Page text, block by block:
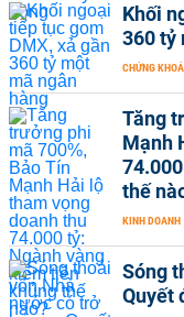
Khối
360 tỷ
CHỨNG
Tăng
Mạnh
thế
KINH DOANH
Sóng
Quyết